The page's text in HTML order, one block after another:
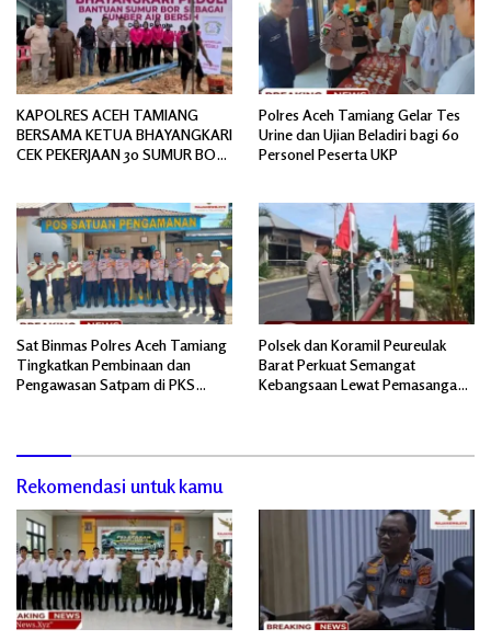
KAPOLRES ACEH TAMIANG
BERSAMA KETUA BHAYANGKARI
CEK PEKERJAAN 30 SUMUR BOR
Polres Aceh Tamiang Gelar Tes
Urine dan Ujian Beladiri bagi 60
Personel Peserta UKP
Sat Binmas Polres Aceh Tamiang
Tingkatkan Pembinaan dan
Pengawasan Satpam di PKS
Polsek dan Koramil Peureulak
Barat Perkuat Semangat
Kebangsaan Lewat Pemasangan
Rekomendasi untuk kamu